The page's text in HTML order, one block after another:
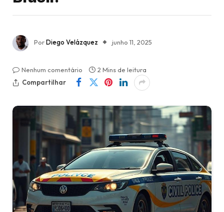
PorDiego Velázquez junho 11, 2025
Nenhum comentário
2 Mins de leitura
Compartilhar